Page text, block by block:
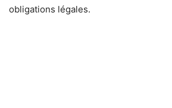
obligations légales.